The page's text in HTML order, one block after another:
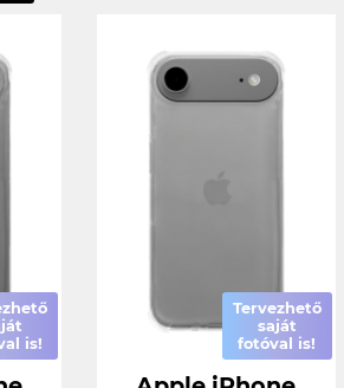
is!
Tervezhető
saját
fotóval is!